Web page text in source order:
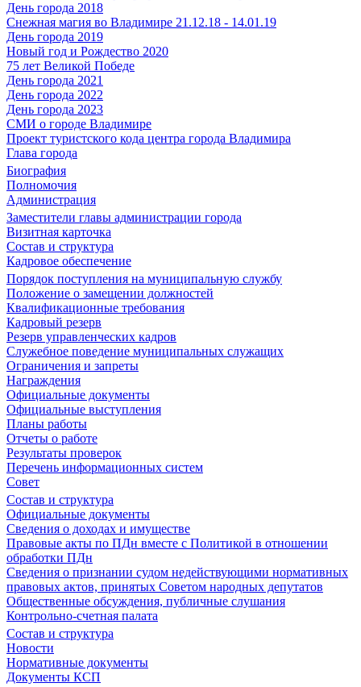
День города 2018
Снежная магия во Владимире 21.12.18 - 14.01.19
День города 2019
Новый год и Рождество 2020
75 лет Великой Победе
День города 2021
День города 2022
День города 2023
СМИ о городе Владимире
Проект туристского кода центра города Владимира
Глава города
Биография
Полномочия
Администрация
Заместители главы администрации города
Визитная карточка
Состав и структура
Кадровое обеспечение
Порядок поступления на муниципальную службу
Положение о замещении должностей
Квалификационные требования
Кадровый резерв
Резерв управленческих кадров
Служебное поведение муниципальных служащих
Ограничения и запреты
Награждения
Официальные документы
Официальные выступления
Планы работы
Отчеты о работе
Результаты проверок
Перечень информационных систем
Совет
Состав и структура
Официальные документы
Сведения о доходах и имуществе
Правовые акты по ПДн вместе с Политикой в отношении
обработки ПДн
Сведения о признании судом недействующими нормативных
правовых актов, принятых Советом народных депутатов
Общественные обсуждения, публичные слушания
Контрольно-счетная палата
Состав и структура
Новости
Нормативные документы
Документы КСП